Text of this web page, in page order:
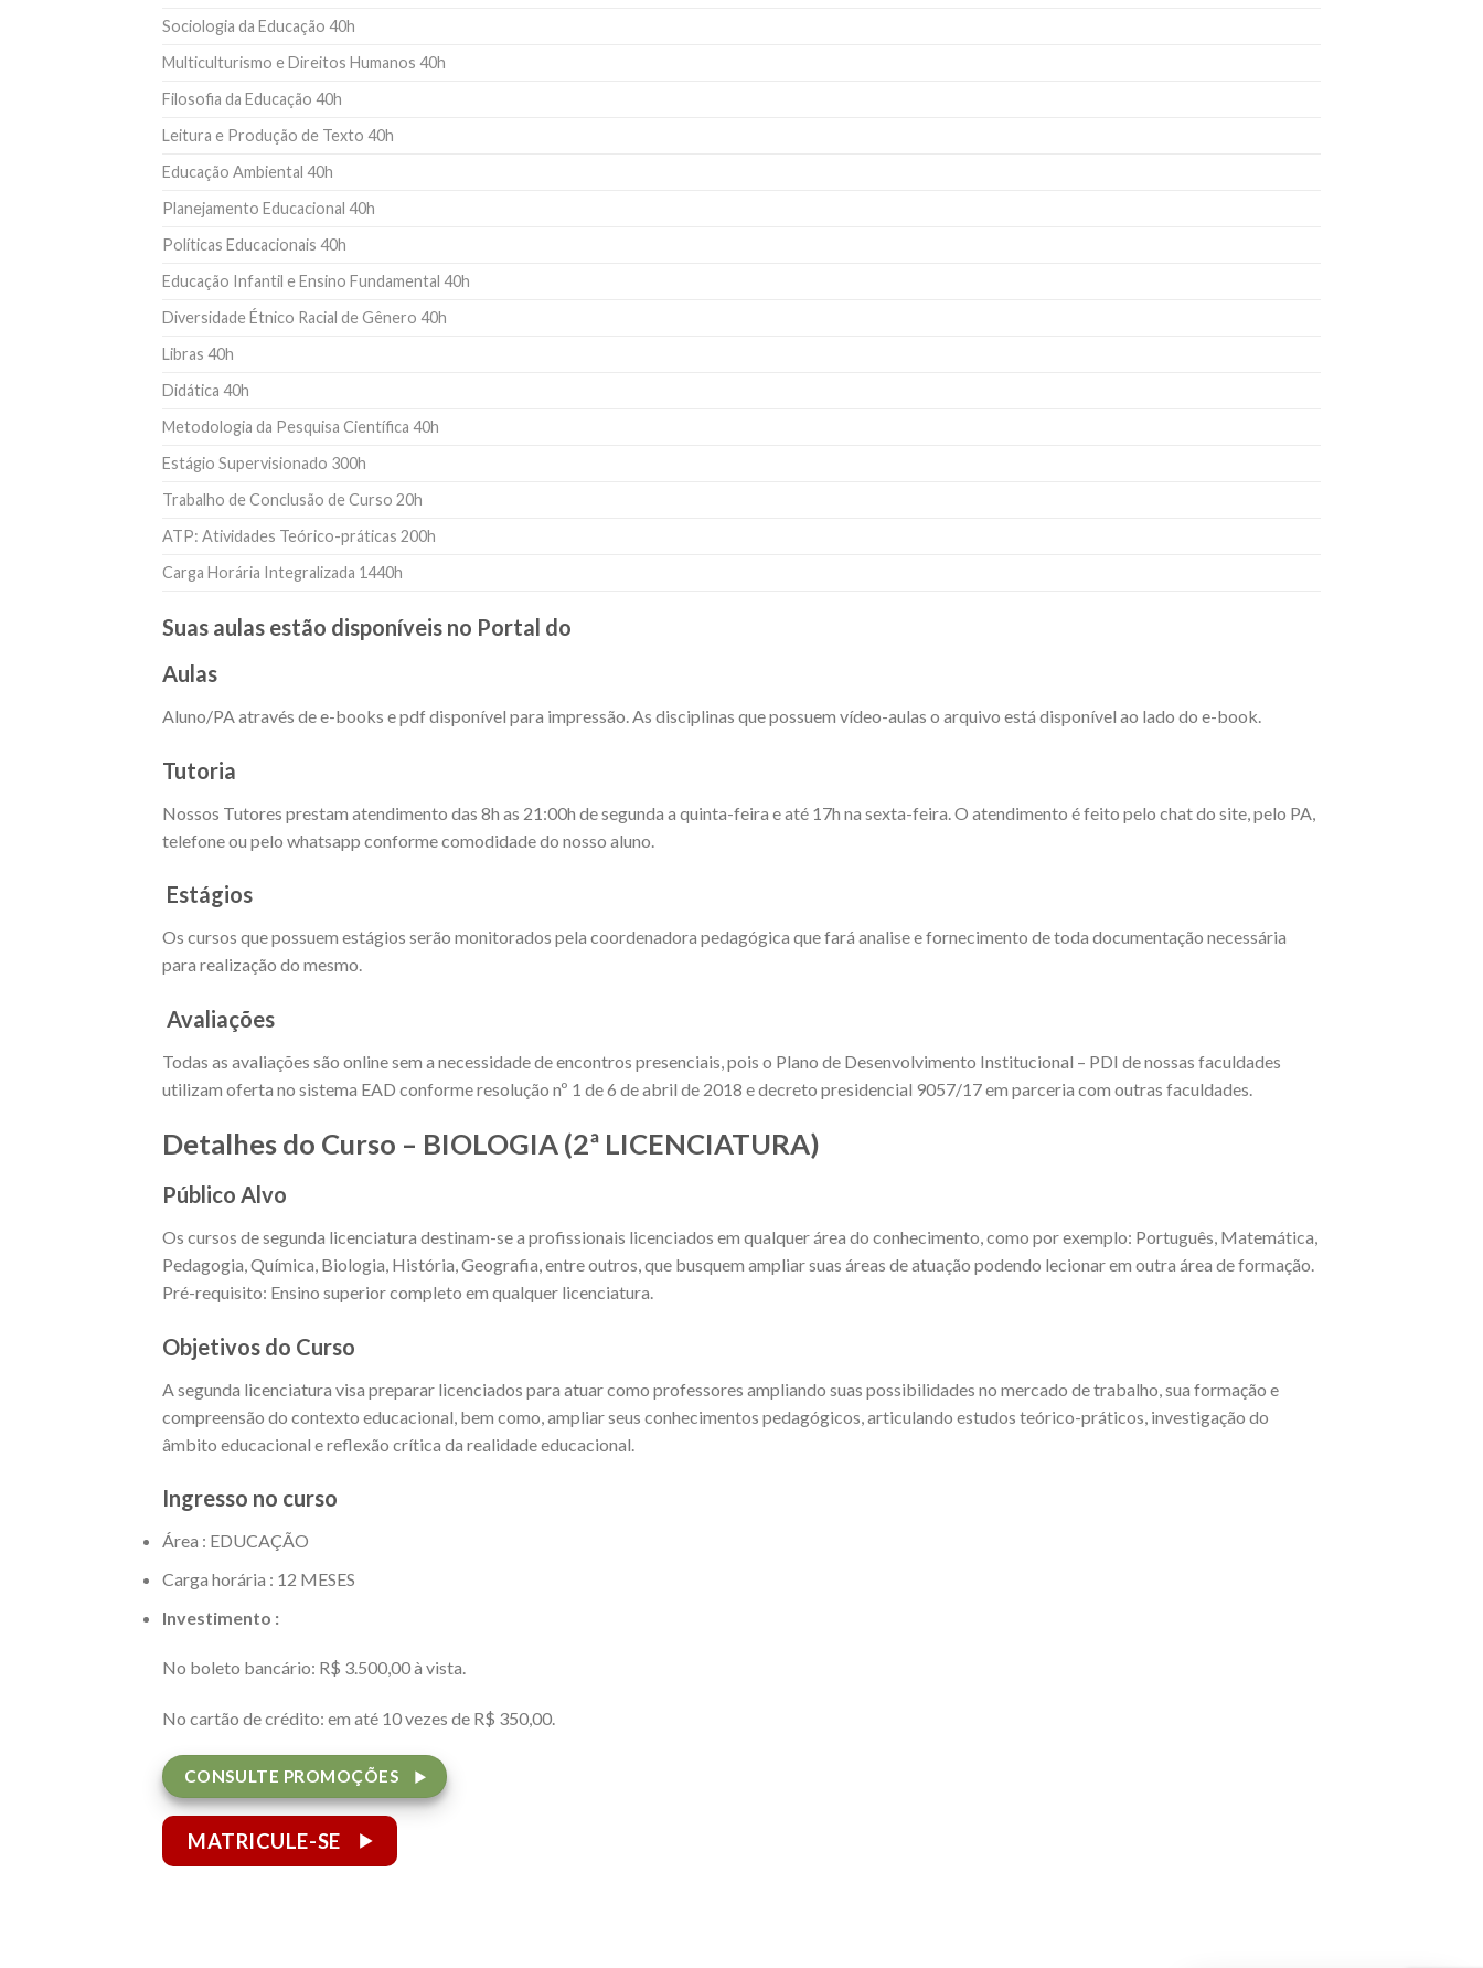
Sociologia da Educação 40h
Multiculturismo e Direitos Humanos 40h
Filosofia da Educação 40h
Leitura e Produção de Texto 40h
Educação Ambiental 40h
Planejamento Educacional 40h
Políticas Educacionais 40h
Educação Infantil e Ensino Fundamental 40h
Diversidade Étnico Racial de Gênero 40h
Libras 40h
Didática 40h
Metodologia da Pesquisa Científica 40h
Estágio Supervisionado 300h
Trabalho de Conclusão de Curso 20h
ATP: Atividades Teórico-práticas 200h
Carga Horária Integralizada 1440h
Suas aulas estão disponíveis no Portal do
Aulas
Aluno/PA através de e-books e pdf disponível para impressão. As disciplinas que possuem vídeo-aulas o arquivo está disponível ao lado do e-book.
Tutoria
Nossos Tutores prestam atendimento das 8h as 21:00h de segunda a quinta-feira e até 17h na sexta-feira. O atendimento é feito pelo chat do site, pelo PA,
telefone ou pelo whatsapp conforme comodidade do nosso aluno.
Estágios
Os cursos que possuem estágios serão monitorados pela coordenadora pedagógica que fará analise e fornecimento de toda documentação necessária
para realização do mesmo.
Avaliações
Todas as avaliações são online sem a necessidade de encontros presenciais, pois o Plano de Desenvolvimento Institucional – PDI de nossas faculdades
utilizam oferta no sistema EAD conforme resolução nº 1 de 6 de abril de 2018 e decreto presidencial 9057/17 em parceria com outras faculdades.
Detalhes do Curso – BIOLOGIA (2ª LICENCIATURA)
Público Alvo
Os cursos de segunda licenciatura destinam-se a profissionais licenciados em qualquer área do conhecimento, como por exemplo: Português, Matemática,
Pedagogia, Química, Biologia, História, Geografia, entre outros, que busquem ampliar suas áreas de atuação podendo lecionar em outra área de formação.
Pré-requisito: Ensino superior completo em qualquer licenciatura.
Objetivos do Curso
A segunda licenciatura visa preparar licenciados para atuar como professores ampliando suas possibilidades no mercado de trabalho, sua formação e
compreensão do contexto educacional, bem como, ampliar seus conhecimentos pedagógicos, articulando estudos teórico-práticos, investigação do
âmbito educacional e reflexão crítica da realidade educacional.
Ingresso no curso
Área : EDUCAÇÃO
Carga horária : 12 MESES
Investimento :
No boleto bancário: R$ 3.500,00 à vista.
No cartão de crédito: em até 10 vezes de R$ 350,00.
CONSULTE PROMOÇÕES
MATRICULE-SE